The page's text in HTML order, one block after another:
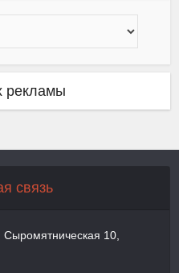
рекламы
связь
10,